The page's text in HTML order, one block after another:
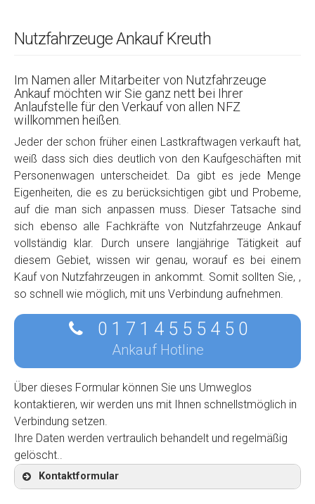
Nutzfahrzeuge Ankauf Kreuth
Im Namen aller Mitarbeiter von Nutzfahrzeuge
Ankauf möchten wir Sie ganz nett bei Ihrer
Anlaufstelle für den Verkauf von allen NFZ
willkommen heißen.
Jeder der schon früher einen Lastkraftwagen verkauft hat,
weiß dass sich dies deutlich von den Kaufgeschäften mit
Personenwagen unterscheidet. Da gibt es jede Menge
Eigenheiten, die es zu berücksichtigen gibt und Probeme,
auf die man sich anpassen muss. Dieser Tatsache sind
sich ebenso alle Fachkräfte von Nutzfahrzeuge Ankauf
vollständig klar. Durch unsere langjährige Tätigkeit auf
diesem Gebiet, wissen wir genau, worauf es bei einem
Kauf von Nutzfahrzeugen in ankommt. Somit sollten Sie, ,
so schnell wie möglich, mit uns Verbindung aufnehmen.
0 1 7 1 4 5 5 5 4 5 0
Ankauf Hotline
Über dieses Formular können Sie uns Umweglos
kontaktieren, wir werden uns mit Ihnen schnellstmöglich in
Verbindung setzen.
Ihre Daten werden vertraulich behandelt und regelmäßig
gelöscht..
Kontaktformular